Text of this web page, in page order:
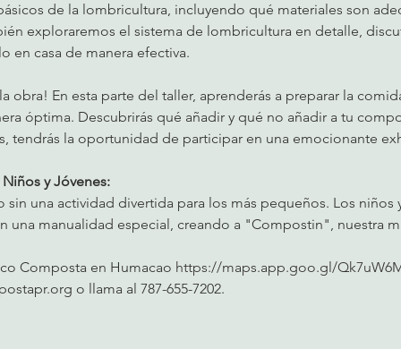
de la lombricultura, incluyendo qué materiales son
exploraremos el sistema de lombricultura en detalle,
en casa de manera efectiva.
obra! En esta parte del taller, aprenderás a preparar la
óptima. Descubrirás qué añadir y qué no añadir a tu
tendrás la oportunidad de participar en una emocionante
y Jóvenes:
sin una actividad divertida para los más pequeños. Los niños
una manualidad especial, creando a "Compostin", nuestra
Composta en Humacao https://maps.app.goo.gl/
o llama al 787-655-7202.